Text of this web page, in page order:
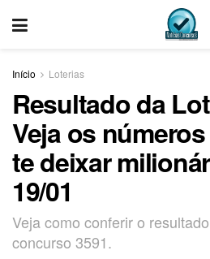
Início Loterias
Resultado da
Veja os
te deixar
19/01
Veja como conferir o
concurso 3591.